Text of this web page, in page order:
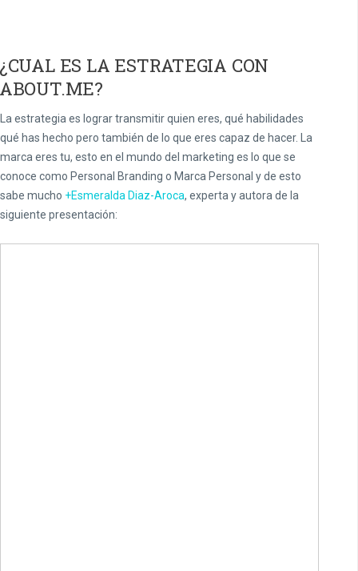
ES LA ESTRATEGIA CON
La estrategia es lograr transmitir quien eres, qué habilidades
qué has hecho pero también de lo que eres capaz de hacer. La
marca eres tu, esto en el mundo del marketing es lo que se
conoce como Personal Branding o Marca Personal y de esto
sabe mucho +Esmeralda Diaz-Aroca, experta y autora de la
siguiente presentación: